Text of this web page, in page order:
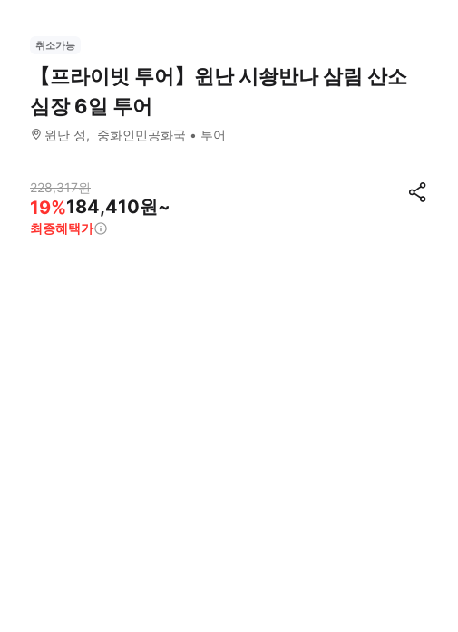
취소가능
【프라이빗 투어】윈난 시솽반나 삼림 산소
심장 6일 투어
윈난 성 중화인민공화국 투어
228,317원
19%184,410원~
최종혜택가